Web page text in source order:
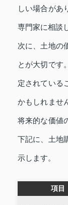
しい場合があ
専門家に相談
次に、土地の
とが大切です
定されている
かもしれませ
将来的な価値
下記に、土地
示します。
項目